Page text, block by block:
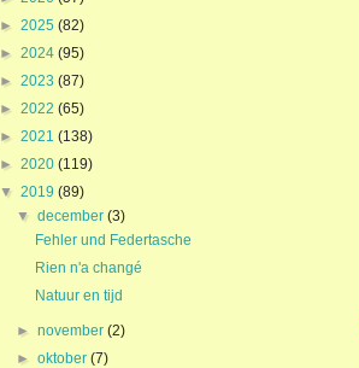
► 2025 (82)
► 2024 (95)
► 2023 (87)
► 2022 (65)
► 2021 (138)
► 2020 (119)
▼ 2019 (89)
▼december(3)
Fehler und Federtasche
Rien n'a changé
Natuur en tijd
►november(2)
►oktober(7)